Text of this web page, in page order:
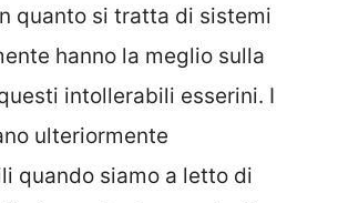
quanto si tratta di sistemi
hanno la meglio sulla
intollerabili esserini. I
ulteriormente
quando siamo a letto di